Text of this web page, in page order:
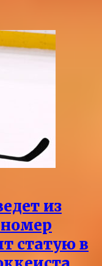
из
статую в